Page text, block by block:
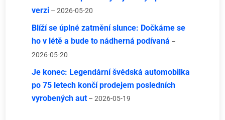
verzi – 2026-05-20
Blíží se úplné zatmění slunce: Dočkáme se
ho v létě a bude to nádherná podívaná –
2026-05-20
Je konec: Legendární švédská automobilka
po 75 letech končí prodejem posledních
vyrobených aut – 2026-05-19